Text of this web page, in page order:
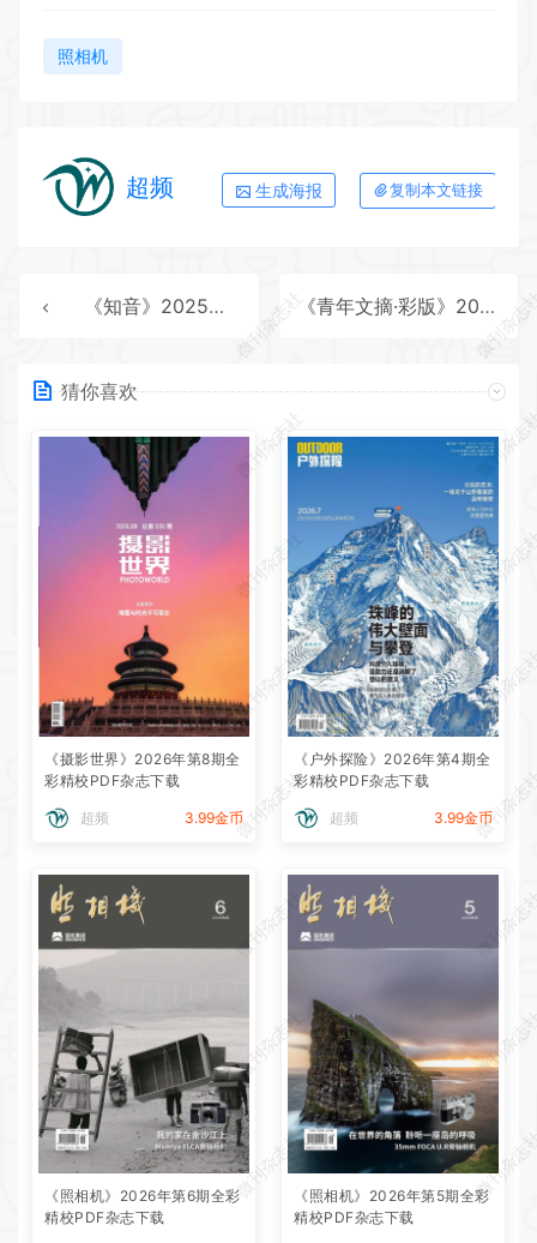
照相机
超频 生成海报 复制本文链接
《知音》2025年第27期全彩精校PDF杂志下载 《青年文摘·彩版》2025年第15期全彩精校PDF杂志下载
猜你喜欢
《摄影世界》2026年第8期全
彩精校PDF杂志下载
超频 3.99金币
《户外探险》2026年第4期全
彩精校PDF杂志下载
超频 3.99金币
《照相机》2026年第6期全彩
精校PDF杂志下载
《照相机》2026年第5期全彩
精校PDF杂志下载
微刊杂志社 微刊杂
微刊杂志社
微刊杂
微刊杂志社
微刊杂
微刊杂志社
微刊杂
微刊杂志社
微刊杂
微刊杂志社
微刊杂
微刊杂志社
微刊杂
微刊杂志社
微刊杂